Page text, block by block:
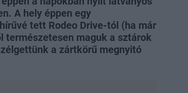
A hely éppen egy
tett Rodeo Drive-tól (ha már
természetesen maguk a sztárok
a zártkörű megnyitó